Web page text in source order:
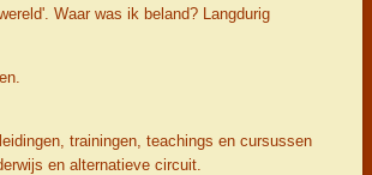
Waar was ik beland? Langdurig
trainingen, teachings en cursussen
en alternatieve circuit.